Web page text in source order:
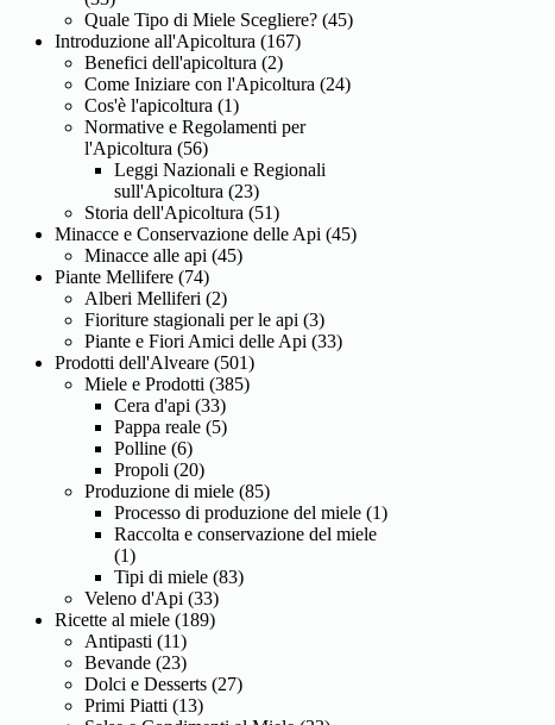
Quale Tipo di Miele Scegliere? (45)
Introduzione all'Apicoltura (167)
Benefici dell'apicoltura (2)
Come Iniziare con l'Apicoltura (24)
Cos'è l'apicoltura (1)
Normative e Regolamenti per
l'Apicoltura (56)
Leggi Nazionali e Regionali
sull'Apicoltura (23)
Storia dell'Apicoltura (51)
Minacce e Conservazione delle Api (45)
Minacce alle api (45)
Piante Mellifere (74)
Alberi Melliferi (2)
Fioriture stagionali per le api (3)
Piante e Fiori Amici delle Api (33)
Prodotti dell'Alveare (501)
Miele e Prodotti (385)
Cera d'api (33)
Pappa reale (5)
Polline (6)
Propoli (20)
Produzione di miele (85)
Processo di produzione del miele (1)
Raccolta e conservazione del miele
(1)
Tipi di miele (83)
Veleno d'Api (33)
Ricette al miele (189)
Antipasti (11)
Bevande (23)
Dolci e Desserts (27)
Primi Piatti (13)